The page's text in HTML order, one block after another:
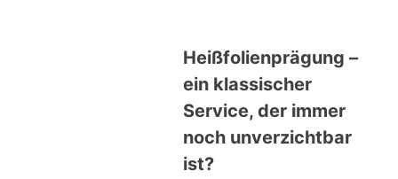
Heißfolienprägung –
ein klassischer
Service, der immer
noch unverzichtbar
ist?